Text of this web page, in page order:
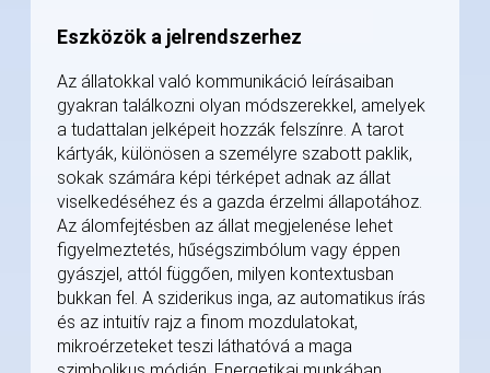
Eszközök a jelrendszerhez
Az állatokkal való kommunikáció leírásaiban
gyakran találkozni olyan módszerekkel, amelyek
a tudattalan jelképeit hozzák felszínre. A tarot
kártyák, különösen a személyre szabott paklik,
sokak számára képi térképet adnak az állat
viselkedéséhez és a gazda érzelmi állapotához.
Az álomfejtésben az állat megjelenése lehet
figyelmeztetés, hűségszimbólum vagy éppen
gyászjel, attól függően, milyen kontextusban
bukkan fel. A sziderikus inga, az automatikus írás
és az intuitív rajz a finom mozdulatokat,
mikroérzeteket teszi láthatóvá a maga